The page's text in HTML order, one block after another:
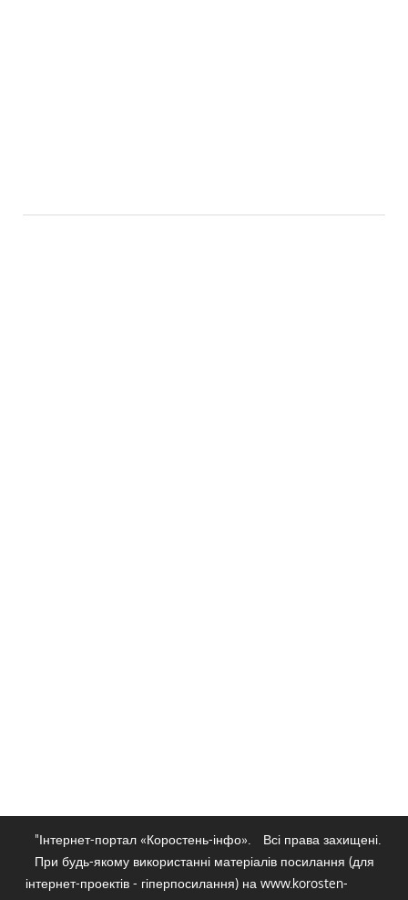
"Інтернет-портал «Коростень-інфо».
Всі права захищені.
При будь-якому використанні матеріалів посилання (для
інтернет-проектів - гіперпосилання) на www.korosten-